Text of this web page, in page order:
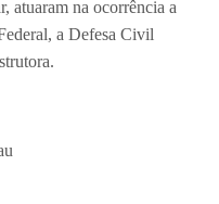
atuaram na ocorrência a
a Defesa Civil